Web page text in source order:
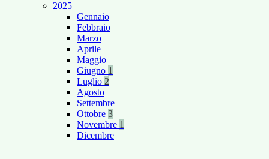
2025
Gennaio
Febbraio
Marzo
Aprile
Maggio
Giugno 1
Luglio 2
Agosto
Settembre
Ottobre 3
Novembre 1
Dicembre